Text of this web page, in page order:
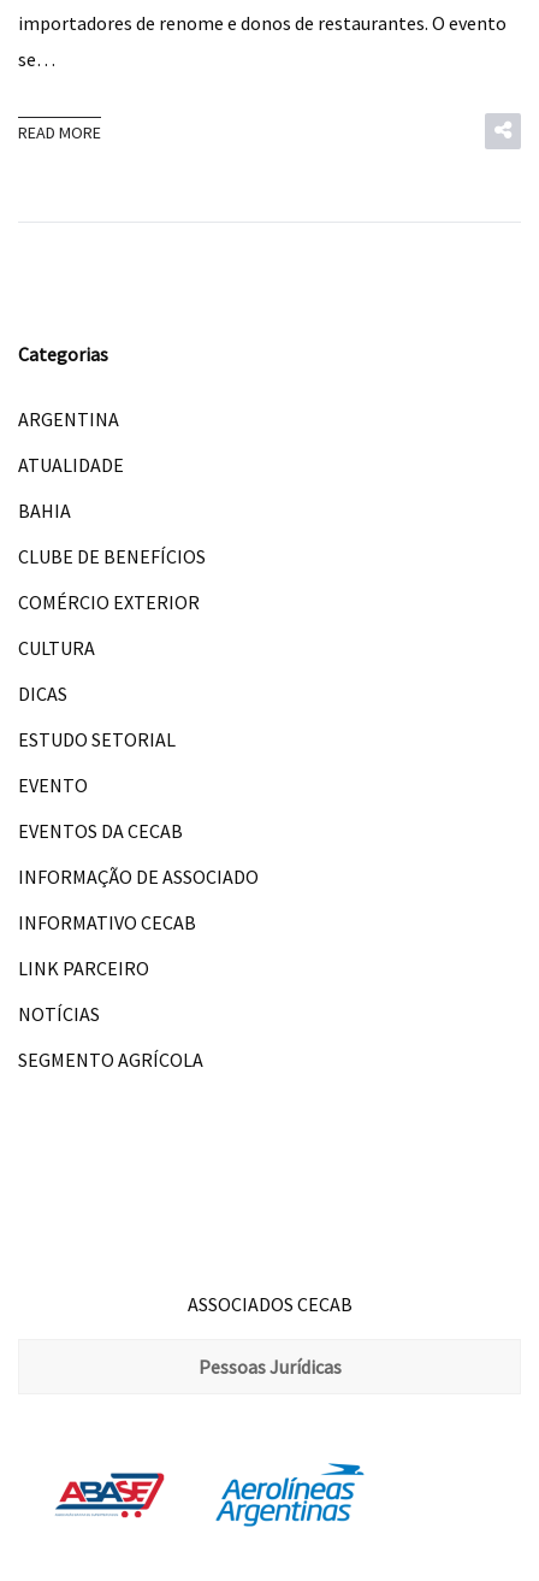
importadores de renome e donos de restaurantes. O evento
se…
READ MORE
Categorias
ARGENTINA
ATUALIDADE
BAHIA
CLUBE DE BENEFÍCIOS
COMÉRCIO EXTERIOR
CULTURA
DICAS
ESTUDO SETORIAL
EVENTO
EVENTOS DA CECAB
INFORMAÇÃO DE ASSOCIADO
INFORMATIVO CECAB
LINK PARCEIRO
NOTÍCIAS
SEGMENTO AGRÍCOLA
ASSOCIADOS CECAB
Pessoas Jurídicas